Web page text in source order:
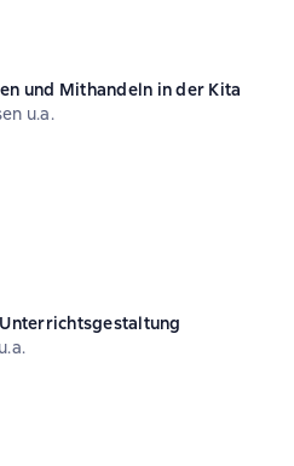
und Mithandeln in der Kita
u.a.
рейтинг 0 на основе 0 оценок
u.a.
рейтинг 0 на основе 0 оценок